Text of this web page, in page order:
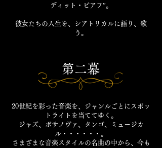
ディット・ピアフ”。
彼女たちの人生を、シアトリカルに語り、歌
う。
20世紀を彩った音楽を、ジャンルごとにスポッ
トライトを当ててゆく。
ジャズ、ボサノヴァ、タンゴ、ミュージカ
ル・・・・・・。
さまざまな音楽スタイルの名曲の中から、今も
第二幕